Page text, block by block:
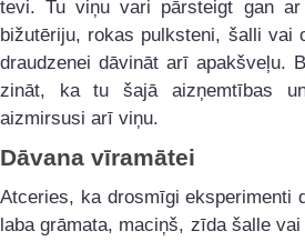
tevi. Tu viņu vari pārsteigt gan ar
bižutēriju, rokas pulksteni, šalli vai
draudzenei dāvināt arī apakšveļu.
zināt, ka tu šajā aizņemtības
aizmirsusi arī viņu.
Dāvana vīramātei
Atceries, ka drosmīgi eksperimenti
laba grāmata, maciņš, zīda šalle